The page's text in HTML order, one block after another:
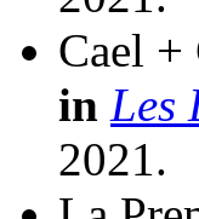
Cael +
in Les
2021.